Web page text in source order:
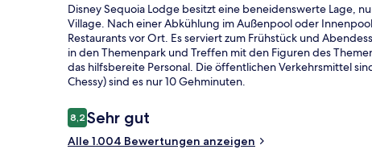
Disney Sequoia Lodge besitzt eine beneidenswerte Lage,
Village. Nach einer Abkühlung im Außenpool oder
Restaurants vor Ort. Es serviert zum Frühstück und
in den Themenpark und Treffen mit den Figuren des
das hilfsbereite Personal. Die öffentlichen Verkehrsmittel
Chessy) sind es nur 10 Gehminuten.
Bewertungen
8,28,2 von 10.
Sehr gut
Alle 1.004 Bewertungen anzeigen